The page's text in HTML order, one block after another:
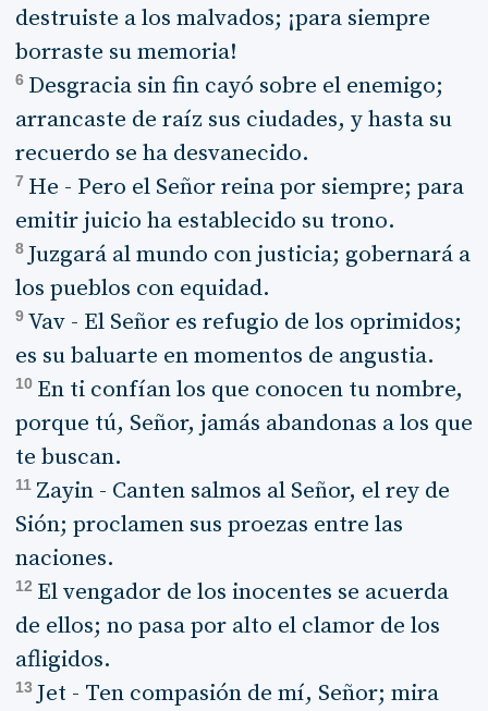
destruiste a los malvados; ¡para siempre
borraste su memoria!
6 Desgracia sin fin cayó sobre el enemigo;
arrancaste de raíz sus ciudades, y hasta su
recuerdo se ha desvanecido.
7 He - Pero el Señor reina por siempre; para
emitir juicio ha establecido su trono.
8 Juzgará al mundo con justicia; gobernará a
los pueblos con equidad.
9 Vav - El Señor es refugio de los oprimidos;
es su baluarte en momentos de angustia.
10 En ti confían los que conocen tu nombre,
porque tú, Señor, jamás abandonas a los que
te buscan.
11 Zayin - Canten salmos al Señor, el rey de
Sión; proclamen sus proezas entre las
naciones.
12 El vengador de los inocentes se acuerda
de ellos; no pasa por alto el clamor de los
afligidos.
13 Jet - Ten compasión de mí, Señor; mira